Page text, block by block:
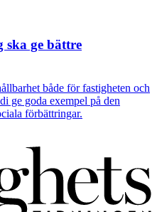
ska ge bättre
både för fastigheten och
ge goda exempel på den
förbättringar.